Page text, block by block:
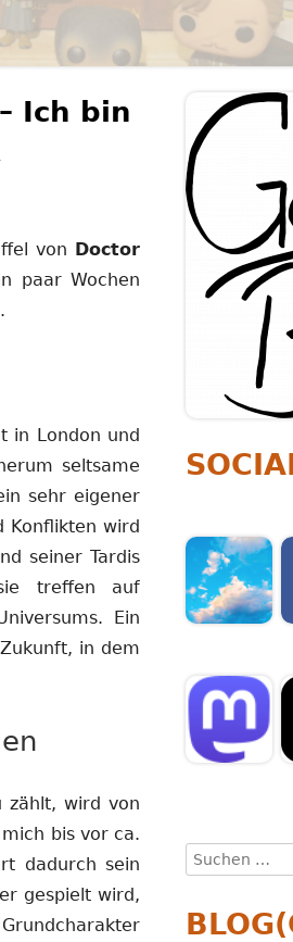
Ich bin
2005 Staffel 1 – Ich bin süchtig, ich
von Doctor
paar Wochen
in London und
seltsame
sehr eigener
Konflikten wird
seiner Tardis
treffen auf
Ein
in dem
zählt, wird von
bis vor ca.
dadurch sein
gespielt wird,
Haupt-
Suchen
nach: